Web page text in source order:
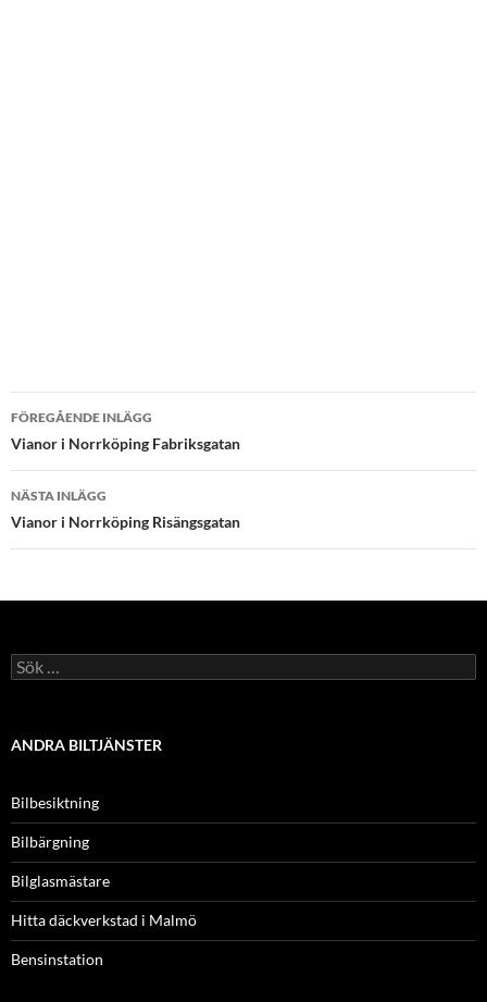
Inläggsnavigering
FÖREGÅENDE INLÄGG
Vianor i Norrköping Fabriksgatan
NÄSTA INLÄGG
Vianor i Norrköping Risängsgatan
Sök
efter:
ANDRA BILTJÄNSTER
Bilbesiktning
Bilbärgning
Bilglasmästare
Hitta däckverkstad i Malmö
Bensinstation